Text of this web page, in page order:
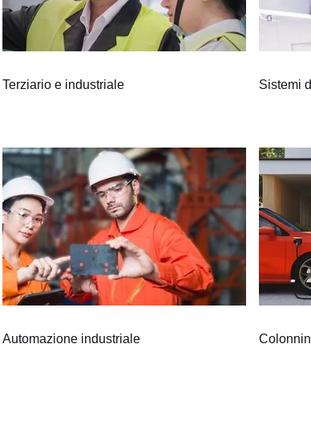
Terziario e industriale Sistemi
Automazione industriale